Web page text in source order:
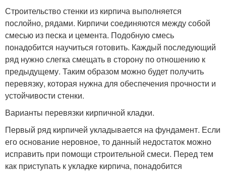
Строительство стенки из кирпича выполняется
послойно, рядами. Кирпичи соединяются между собой
смесью из песка и цемента. Подобную смесь
понадобится научиться готовить. Каждый последующий
ряд нужно слегка смещать в сторону по отношению к
предыдущему. Таким образом можно будет получить
перевязку, которая нужна для обеспечения прочности и
устойчивости стенки.
Варианты перевязки кирпичной кладки.
Первый ряд кирпичей укладывается на фундамент. Если
его основание неровное, то данный недостаток можно
исправить при помощи строительной смеси. Перед тем
как приступать к укладке кирпича, понадобится